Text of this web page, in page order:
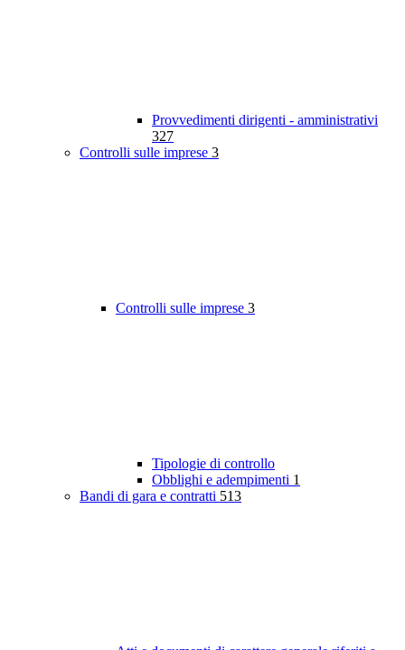
Provvedimenti dirigenti - amministrativi
327
Controlli sulle imprese 3
Controlli sulle imprese 3
Tipologie di controllo
Obblighi e adempimenti 1
Bandi di gara e contratti 513